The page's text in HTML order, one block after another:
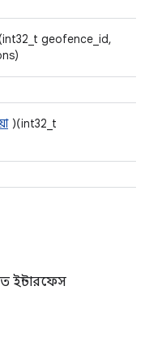
geofence_id,
)(int32_t
ইন্টারফেস